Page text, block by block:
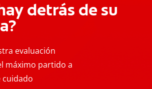
detrás de su
evaluación
máximo partido a